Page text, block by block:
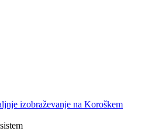
izobraževanje na Koroškem